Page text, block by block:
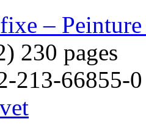
– Peinture
230 pages
213-66855-0